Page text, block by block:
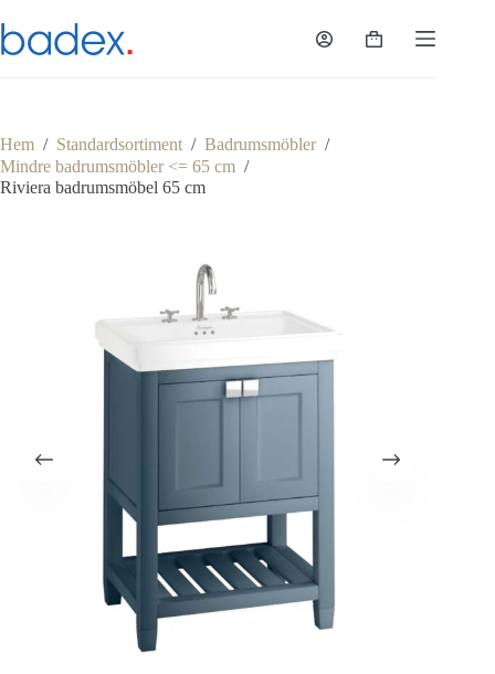
till
innehåll
Varukorg
Hem / Standardsortiment / Badrumsmöbler /
Mindre badrumsmöbler <= 65 cm /
Riviera badrumsmöbel 65 cm